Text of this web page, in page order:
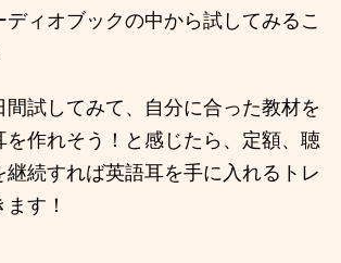
ディオブックの中から試してみるこ
間試してみて、自分に合った教材を
を作れそう！と感じたら、定額、聴
継続すれば英語耳を手に入れるトレ
す！